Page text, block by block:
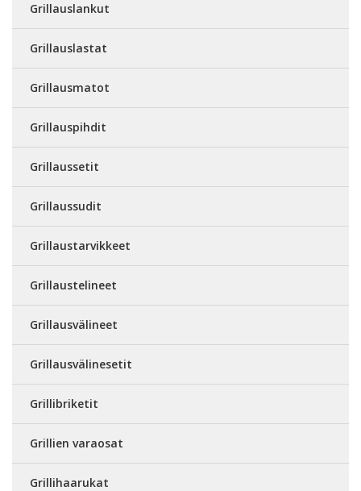
Grillauslankut
Grillauslastat
Grillausmatot
Grillauspihdit
Grillaussetit
Grillaussudit
Grillaustarvikkeet
Grillaustelineet
Grillausvälineet
Grillausvälinesetit
Grillibriketit
Grillien varaosat
Grillihaarukat